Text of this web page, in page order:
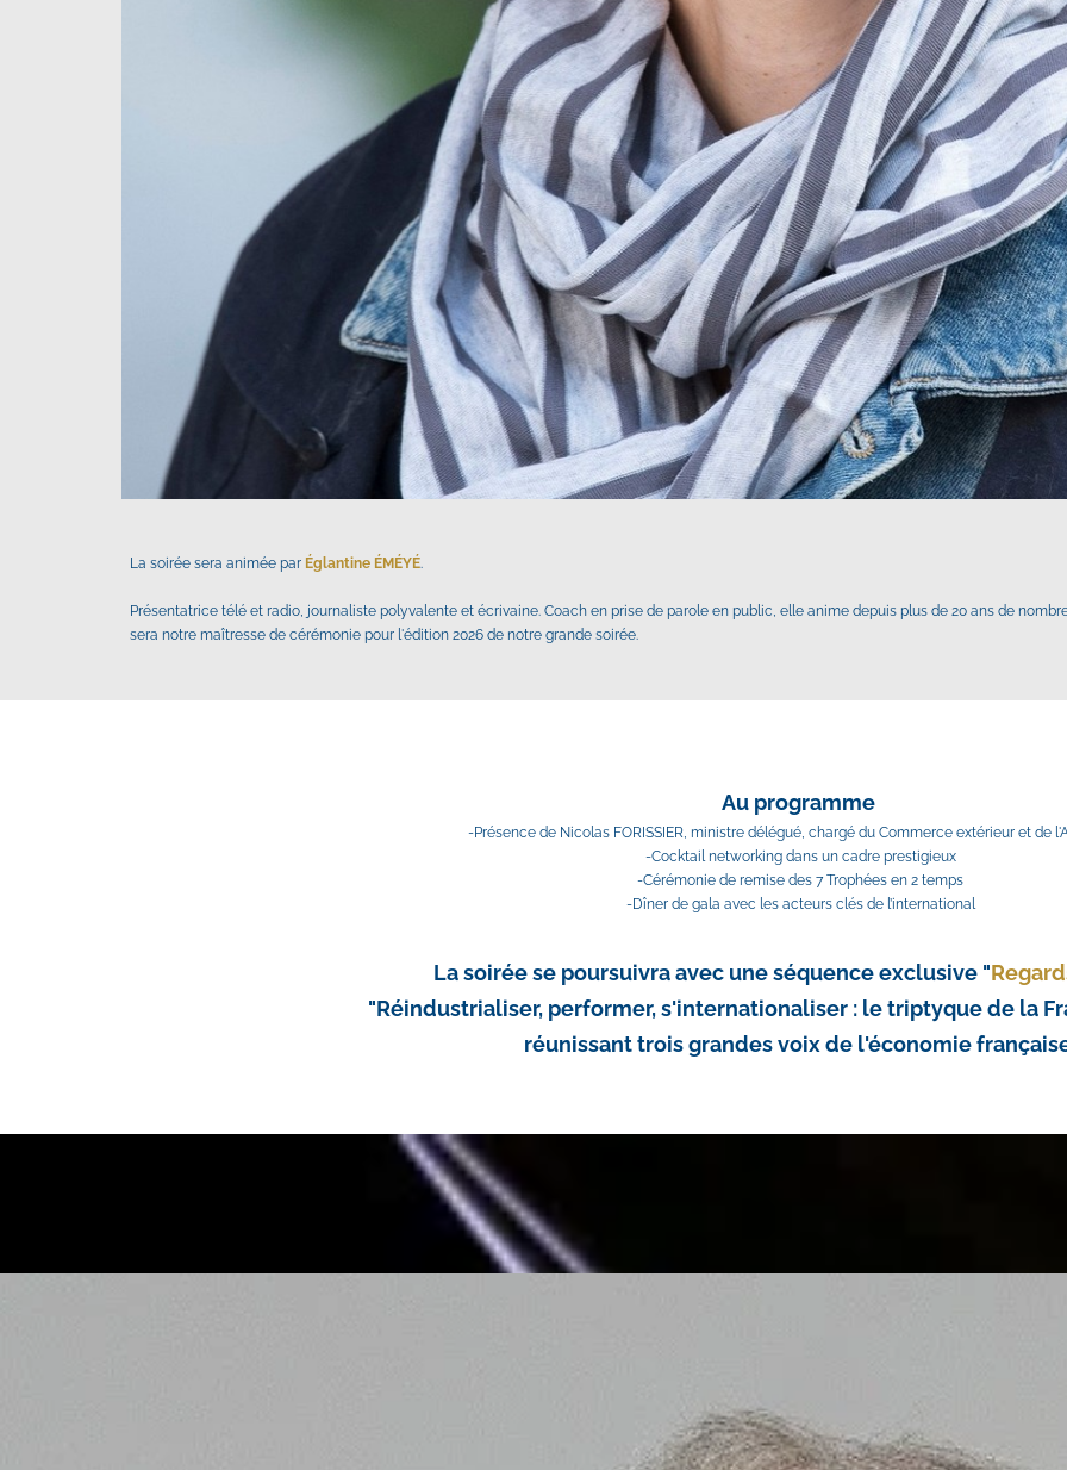
La soirée sera animée par Églantine ÉMÉYÉ.
Présentatrice télé et radio, journaliste polyvalente et écrivaine. Coach en prise de parole en public, elle anime depuis plus de 20 ans de
sera notre maîtresse de cérémonie pour l'édition 2026 de notre grande soirée.
Au programme
-Présence de Nicolas FORISSIER, ministre délégué, chargé du Commerce extérieur et de
-Cocktail networking dans un cadre prestigieux
-Cérémonie de remise des 7 Trophées en 2 temps
-Dîner de gala avec les acteurs clés de l’international
La soirée se poursuivra avec une séquence exclusive "
"Réindustrialiser, performer, s'internationaliser : le triptyque de la
réunissant trois grandes voix de l'économie